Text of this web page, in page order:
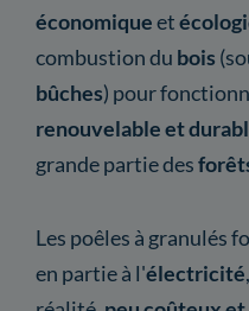
économiqueet
combustion du bois
bûches) pour
renouvelable et
grande partie des
Les poêles à granulés
en partie à l'électricité